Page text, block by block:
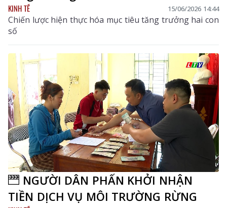
KINH TẾ 15/06/2026 14:44
Chiến lược hiện thực hóa mục tiêu tăng trưởng hai con
số
NGƯỜI DÂN PHẤN KHỞI NHẬN
TIỀN DỊCH VỤ MÔI TRƯỜNG RỪNG